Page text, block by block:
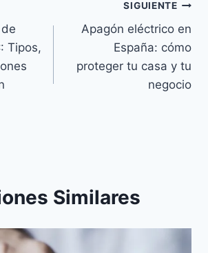
Tipos,
SIGUIENTE
Apagón eléctrico en
España: cómo
proteger tu casa y tu
negocio
Similares